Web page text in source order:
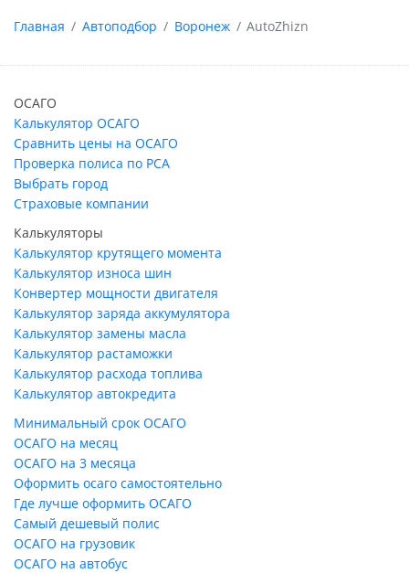
Главная Автоподбор Воронеж AutoZhizn
ОСАГО
Калькулятор ОСАГО
Сравнить цены на ОСАГО
Проверка полиса по РСА
Выбрать город
Страховые компании
Калькуляторы
Калькулятор крутящего момента
Калькулятор износа шин
Конвертер мощности двигателя
Калькулятор заряда аккумулятора
Калькулятор замены масла
Калькулятор растаможки
Калькулятор расхода топлива
Калькулятор автокредита
Минимальный срок ОСАГО
ОСАГО на месяц
ОСАГО на 3 месяца
Оформить осаго самостоятельно
Где лучше оформить ОСАГО
Самый дешевый полис
ОСАГО на грузовик
ОСАГО на автобус